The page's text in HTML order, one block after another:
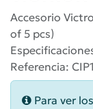
Accesorio
of 5 pcs)
Referencia:
Para ver